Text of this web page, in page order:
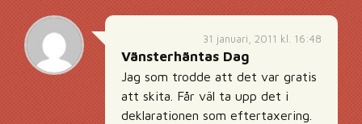
31 januari, 2011 kl. 16:48
Vänsterhäntas Dag
Jag som trodde att det var gratis
att skita. Får väl ta upp det i
deklarationen som eftertaxering.